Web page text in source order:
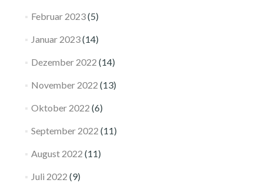
Februar 2023(5)
Januar 2023(14)
Dezember 2022 (14)
November 2022 (13)
Oktober 2022 (6)
September 2022 (11)
August 2022 (11)
Juli 2022 (9)